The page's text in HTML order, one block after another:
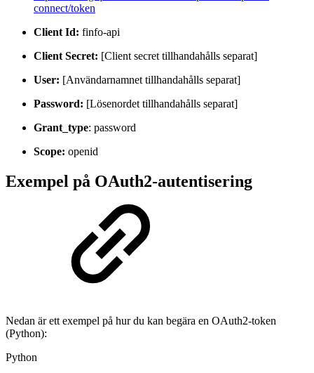
connect/token
Client Id: finfo-api
Client Secret: [Client secret tillhandahålls separat]
User: [Användarnamnet tillhandahålls separat]
Password: [Lösenordet tillhandahålls separat]
Grant_type: password
Scope: openid
Exempel på OAuth2-autentisering
Nedan är ett exempel på hur du kan begära en OAuth2-token
(Python):
Python